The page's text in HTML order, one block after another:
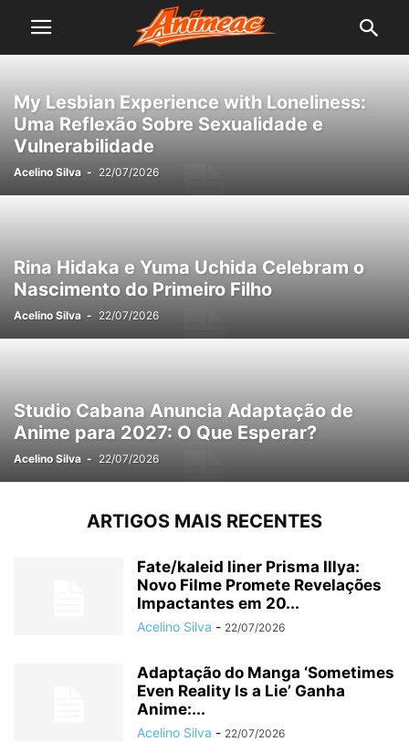
My Lesbian Experience with Loneliness:
Uma Reflexão Sobre Sexualidade e
Vulnerabilidade
Acelino Silva - 22/07/2026
Rina Hidaka e Yuma Uchida Celebram o
Nascimento do Primeiro Filho
Acelino Silva - 22/07/2026
Studio Cabana Anuncia Adaptação de
Anime para 2027: O Que Esperar?
Acelino Silva - 22/07/2026
ARTIGOS MAIS RECENTES
Fate/kaleid liner Prisma Illya:
Novo Filme Promete Revelações
Impactantes em 20...
Acelino Silva - 22/07/2026
Adaptação do Manga ‘Sometimes
Even Reality Is a Lie’ Ganha
Anime:...
Acelino Silva - 22/07/2026